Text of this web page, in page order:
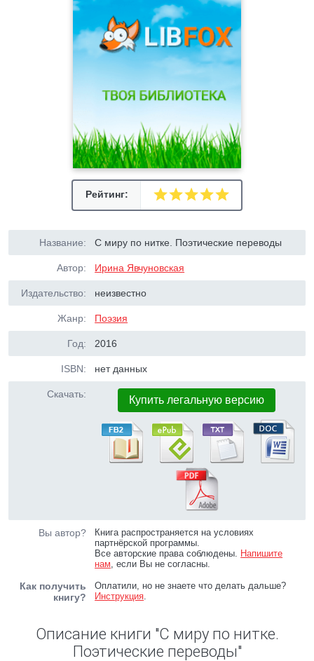
Рейтинг:
Название: С миру по нитке. Поэтические переводы
Автор: Ирина Явчуновская
Издательство: неизвестно
Жанр: Поэзия
Год: 2016
ISBN: нет данных
Скачать: Купить легальную версию
Вы автор?
Книга распространяется на условиях
партнёрской программы.
Все авторские права соблюдены. Напишите
нам, если Вы не согласны.
Как получить
книгу?
Оплатили, но не знаете что делать дальше?
Инструкция.
Описание книги "С миру по нитке.
Поэтические переводы"